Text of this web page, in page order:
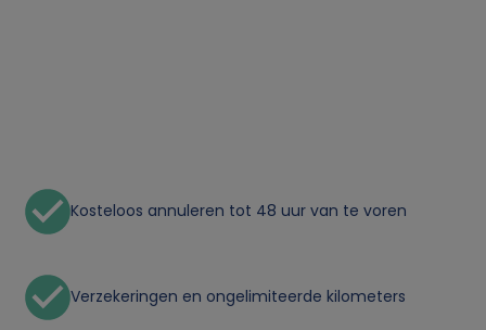
Kosteloos annuleren tot 48 uur van te voren
Verzekeringen en ongelimiteerde kilometers
a
p